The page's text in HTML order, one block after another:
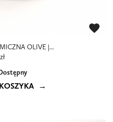
OLIVE |...
favorite